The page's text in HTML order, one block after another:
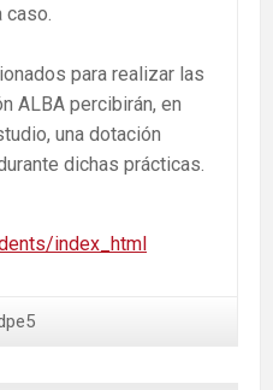
caso.
para realizar las
ALBA percibirán, en
una dotación
dichas prácticas.
index_html